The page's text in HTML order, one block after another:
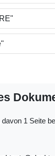
1 Seite